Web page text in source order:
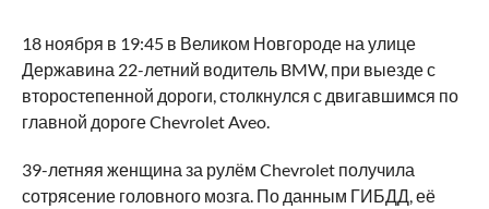
18 ноября в 19:45 в Великом Новгороде на улице
Державина 22-летний водитель BMW, при выезде с
второстепенной дороги, столкнулся с двигавшимся по
главной дороге Chevrolet Aveo.
39-летняя женщина за рулём Chevrolet получила
сотрясение головного мозга. По данным ГИБДД, её